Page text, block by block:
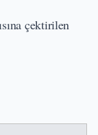
çektirilen